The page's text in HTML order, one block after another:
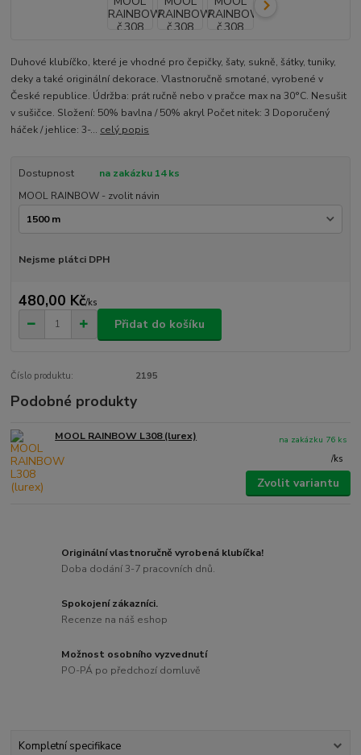
Duhové klubíčko, které je vhodné pro čepičky, šaty, sukně, šátky, tuniky,
deky a také originální dekorace. Vlastnoručně smotané, vyrobené v
České republice. Údržba: prát ručně nebo v pračce max na 30°C. Nesušit
v sušičce. Složení: 50% bavlna / 50% akryl Počet nitek: 3 Doporučený
háček / jehlice: 3-... celý popis
Dostupnost
na zakázku 14 ks
MOOL RAINBOW - zvolit návin
Nejsme plátci DPH
480,00 Kč/ks
Přidat do košíku
Číslo produktu: 2195
Podobné produkty
MOOL RAINBOW L308 (lurex)
/ks
na zakázku 76 ks
Zvolit variantu
Originální vlastnoručně vyrobená klubíčka!
Doba dodání 3-7 pracovních dnů.
Spokojení zákazníci.
Recenze na náš eshop
Možnost osobního vyzvednutí
PO-PÁ po předchozí domluvě
Kompletní specifikace